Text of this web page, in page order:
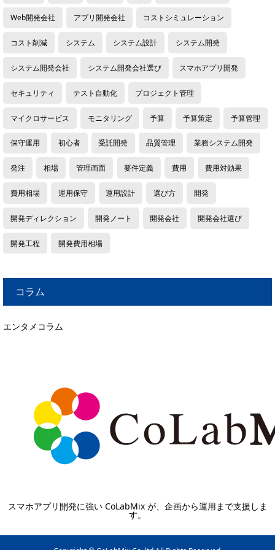
Web開発会社 アプリ開発会社 コストシミュレーション
コスト削減 システム システム設計 システム開発
システム開発会社 システム開発会社選び スマホアプリ開発
セキュリティ テスト自動化 プロジェクト管理
マイクロサービス モニタリング 予算 予算策定 予算管理
保守運用 初心者 受託開発 品質管理 業務システム開発
発注 相場 管理画面 要件定義 費用 費用対効果
費用相場 運用保守 運用設計 選び方 開発
開発ディレクション 開発ノート 開発会社 開発会社選び
開発工程 開発費用相場
コラム
エンタメコラム
スマホアプリ開発に強い CoLabMix が、企画から運用まで支援しま
す。